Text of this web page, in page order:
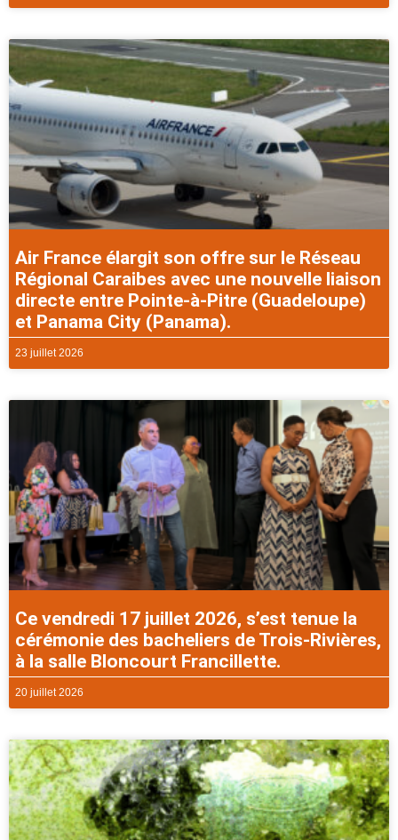
Air France élargit son offre sur le Réseau
Régional Caraibes avec une nouvelle liaison
directe entre Pointe-à-Pitre (Guadeloupe)
et Panama City (Panama).
23 juillet 2026
Ce vendredi 17 juillet 2026, s’est tenue la
cérémonie des bacheliers de Trois-Rivières,
à la salle Bloncourt Francillette.
20 juillet 2026